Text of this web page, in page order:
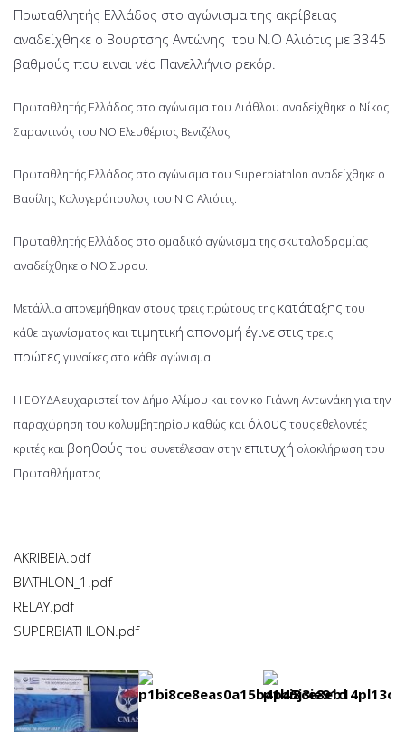
Πρωταθλητής Ελλάδος στο αγώνισμα της ακρίβειας
αναδείχθηκε ο Βούρτσης Αντώνης του Ν.Ο Αλιότις με 3345
βαθμούς που ειναι νέο Πανελλήνιο ρεκόρ.
Πρωταθλητής Ελλάδος στο αγώνισμα του Διάθλου αναδείχθηκε ο Νίκος
Σαραντινός του ΝΟ Ελευθέριος Βενιζέλος.
Πρωταθλητής Ελλάδος στο αγώνισμα του Superbiathlon αναδείχθηκε ο
Βασίλης Καλογερόπουλος του Ν.Ο Αλιότις.
Πρωταθλητής Ελλάδος στο ομαδικό αγώνισμα της σκυταλοδρομίας
αναδείχθηκε ο ΝΟ Συρου.
Μετάλλια απονεμήθηκαν στους τρεις πρώτους της κατάταξης του
κάθε αγωνίσματος καιτιμητική απονομή έγινε στις τρεις
πρώτες γυναίκες στο κάθε αγώνισμα.
Η ΕΟΥΔΑ ευχαριστεί τον Δήμο Αλίμου και τον κο Γιάννη Αντωνάκη για την
παραχώρηση του κολυμβητηρίου καθώς και όλους τους εθελοντές
κριτές και βοηθούς που συνετέλεσαν στην επιτυχή ολοκλήρωση του
Πρωταθλήματος
AKRIBEIA.pdf
BIATHLON_1.pdf
RELAY.pdf
SUPERBIATHLON.pdf